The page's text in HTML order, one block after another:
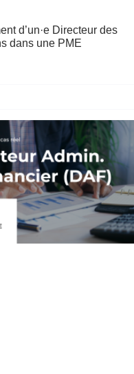
d’un·e Directeur des
dans une PME